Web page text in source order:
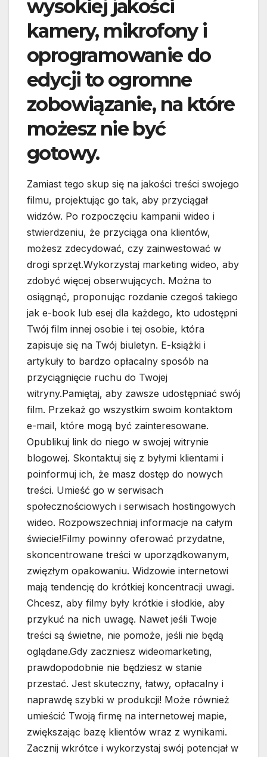
wysokiej jakości
kamery, mikrofony i
oprogramowanie do
edycji to ogromne
zobowiązanie, na które
możesz nie być
gotowy.
Zamiast tego skup się na jakości treści swojego
filmu, projektując go tak, aby przyciągał
widzów. Po rozpoczęciu kampanii wideo i
stwierdzeniu, że przyciąga ona klientów,
możesz zdecydować, czy zainwestować w
drogi sprzęt.Wykorzystaj marketing wideo, aby
zdobyć więcej obserwujących. Można to
osiągnąć, proponując rozdanie czegoś takiego
jak e-book lub esej dla każdego, kto udostępni
Twój film innej osobie i tej osobie, która
zapisuje się na Twój biuletyn. E-książki i
artykuły to bardzo opłacalny sposób na
przyciągnięcie ruchu do Twojej
witryny.Pamiętaj, aby zawsze udostępniać swój
film. Przekaż go wszystkim swoim kontaktom
e-mail, które mogą być zainteresowane.
Opublikuj link do niego w swojej witrynie
blogowej. Skontaktuj się z byłymi klientami i
poinformuj ich, że masz dostęp do nowych
treści. Umieść go w serwisach
społecznościowych i serwisach hostingowych
wideo. Rozpowszechniaj informacje na całym
świecie!Filmy powinny oferować przydatne,
skoncentrowane treści w uporządkowanym,
zwięzłym opakowaniu. Widzowie internetowi
mają tendencję do krótkiej koncentracji uwagi.
Chcesz, aby filmy były krótkie i słodkie, aby
przykuć na nich uwagę. Nawet jeśli Twoje
treści są świetne, nie pomoże, jeśli nie będą
oglądane.Gdy zaczniesz wideomarketing,
prawdopodobnie nie będziesz w stanie
przestać. Jest skuteczny, łatwy, opłacalny i
naprawdę szybki w produkcji! Może również
umieścić Twoją firmę na internetowej mapie,
zwiększając bazę klientów wraz z wynikami.
Zacznij wkrótce i wykorzystaj swój potencjał w